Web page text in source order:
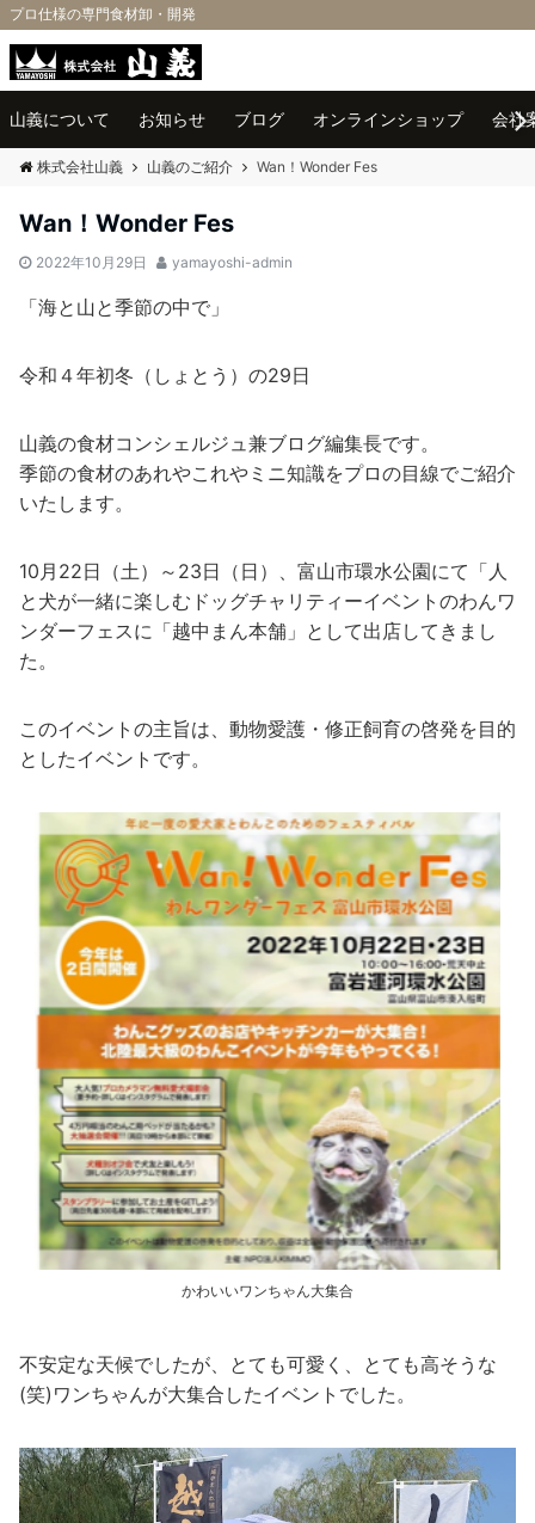
プロ仕様の専門食材卸・開発
山義について お知らせ ブログ オンラインショップ 会社
株式会社山義 山義のご紹介 Wan！Wonder Fes
Wan！Wonder Fes
2022年10月29日 yamayoshi-admin
「海と山と季節の中で」
令和４年初冬（しょとう）の29日
山義の食材コンシェルジュ兼ブログ編集長です。
季節の食材のあれやこれやミニ知識をプロの目線でご紹介
いたします。
10月22日（土）～23日（日）、富山市環水公園にて「人
と犬が一緒に楽しむドッグチャリティーイベントのわんワ
ンダーフェスに「越中まん本舗」として出店してきまし
た。
このイベントの主旨は、動物愛護・修正飼育の啓発を目的
としたイベントです。
かわいいワンちゃん大集合
不安定な天候でしたが、とても可愛く、とても高そうな
(笑)ワンちゃんが大集合したイベントでした。